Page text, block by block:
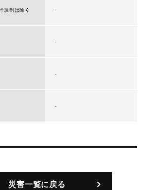
規制は除く -
-
-
-
災害一覧に戻る